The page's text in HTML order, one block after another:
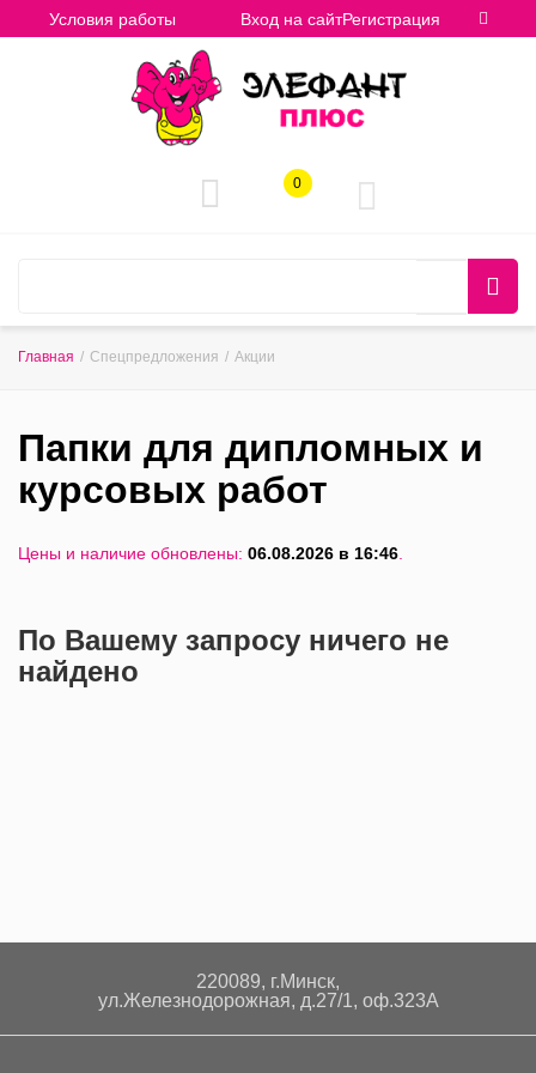
Условия работы Вход на сайтРегистрация
0
Главная / Спецпредложения / Акции
Папки для дипломных и
курсовых работ
Цены и наличие обновлены: 06.08.2026 в 16:46.
По Вашему запросу ничего не
найдено
220089, г.Минск,
ул.Железнодорожная, д.27/1, оф.323А